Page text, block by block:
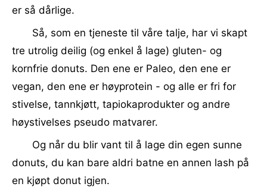
er så dårlige.
Så, som en tjeneste til våre talje, har vi skapt
tre utrolig deilig (og enkel å lage) gluten- og
kornfrie donuts. Den ene er Paleo, den ene er
vegan, den ene er høyprotein - og alle er fri for
stivelse, tannkjøtt, tapiokaprodukter og andre
høystivelses pseudo matvarer.
Og når du blir vant til å lage din egen sunne
donuts, du kan bare aldri batne en annen lash på
en kjøpt donut igjen.